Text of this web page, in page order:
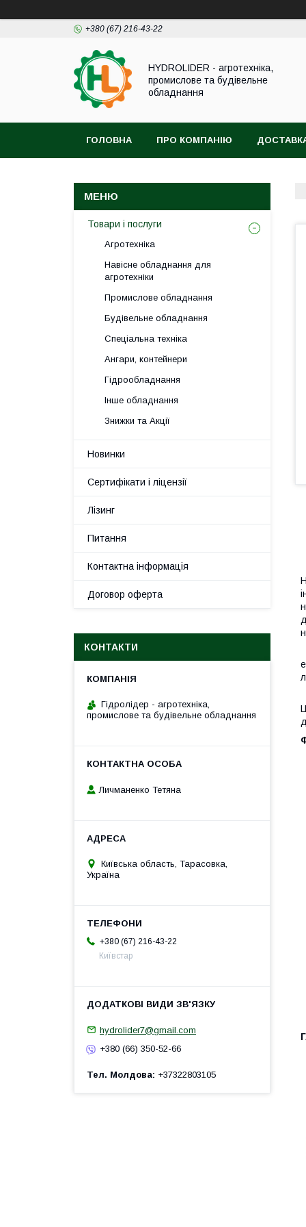
+380 (67) 216-43-22
HYDROLIDER - агротехніка,
промислове та будівельне
обладнання
ГОЛОВНА ПРО КОМПАНІЮ
Товари і послуги
Агротехніка
Навісне обладнання для
агротехніки
Промислове обладнання
Будівельне обладнання
Спеціальна техніка
Ангари, контейнери
Гідрообладнання
Інше обладнання
Знижки та Акції
Новинки
Сертифікати і ліцензії
Лізинг
Питання
Контактна інформація
Договор оферта
КОНТАКТИ
Гідролідер - агротехніка,
промислове та будівельне обладнання
Личманенко Тетяна
Київська область, Тарасовка,
Україна
+380 (67) 216-43-22
Київстар
hydrolider7@gmail.com
+380 (66) 350-52-66
Тел. Молдова +37322803105